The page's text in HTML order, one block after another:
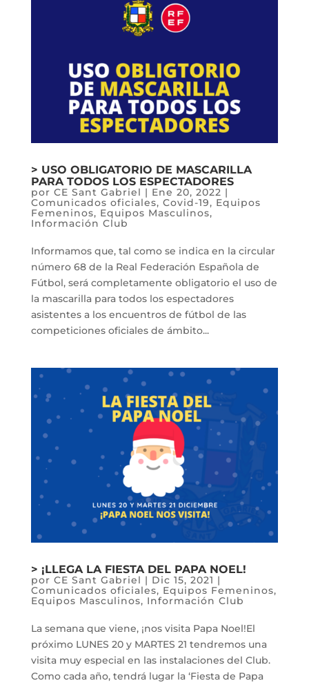
> USO OBLIGATORIO DE MASCARILLA
PARA TODOS LOS ESPECTADORES
por CE Sant Gabriel | Ene 20, 2022 |
Comunicados oficiales, Covid-19, Equipos
Femeninos, Equipos Masculinos,
Información Club
Informamos que, tal como se indica en la circular
número 68 de la Real Federación Española de
Fútbol, será completamente obligatorio el uso de
la mascarilla para todos los espectadores
asistentes a los encuentros de fútbol de las
competiciones oficiales de ámbito...
> ¡LLEGA LA FIESTA DEL PAPA NOEL!
por CE Sant Gabriel | Dic 15, 2021 |
Comunicados oficiales, Equipos Femeninos,
Equipos Masculinos, Información Club
La semana que viene, ¡nos visita Papa Noel!El
próximo LUNES 20 y MARTES 21 tendremos una
visita muy especial en las instalaciones del Club.
Como cada año, tendrá lugar la ‘Fiesta de Papa